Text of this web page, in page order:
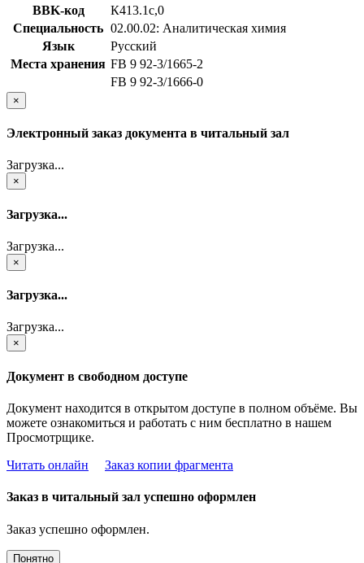
BBK-код
К413.1с,0
Специальность 02.00.02: Аналитическая химия
Язык
Русский
Места хранения FB 9 92-3/1665-2
FB 9 92-3/1666-0
×
Электронный заказ документа в читальный зал
Загрузка...
×
Загрузка...
Загрузка...
×
Загрузка...
Загрузка...
×
Документ в свободном доступе
Документ находится в открытом доступе в полном объёме. Вы
можете ознакомиться и работать с ним бесплатно в нашем
Просмотрщике.
Читать онлайн
Заказ копии фрагмента
Заказ в читальный зал успешно оформлен
Заказ успешно оформлен.
Понятно